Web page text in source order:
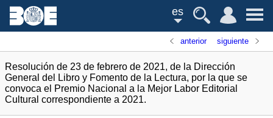
es
anterior siguiente
Resolución de 23 de febrero de 2021, de la Dirección
General del Libro y Fomento de la Lectura, por la que se
convoca el Premio Nacional a la Mejor Labor Editorial
Cultural correspondiente a 2021.